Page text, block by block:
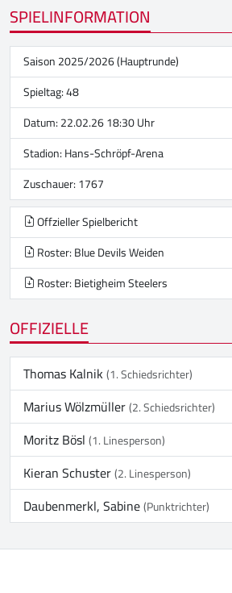
SPIELINFORMATION
Saison 2025/2026 (Hauptrunde)
Spieltag: 48
Datum: 22.02.26 18:30 Uhr
Stadion:Hans-Schröpf-Arena
Zuschauer: 1767
Offzieller Spielbericht
Roster: Blue Devils Weiden
Roster: Bietigheim Steelers
OFFIZIELLE
Thomas Kalnik(1. Schiedsrichter)
Marius Wölzmüller(2. Schiedsrichter)
Moritz Bösl(1. Linesperson)
Kieran Schuster(2. Linesperson)
Daubenmerkl, Sabine(Punktrichter)